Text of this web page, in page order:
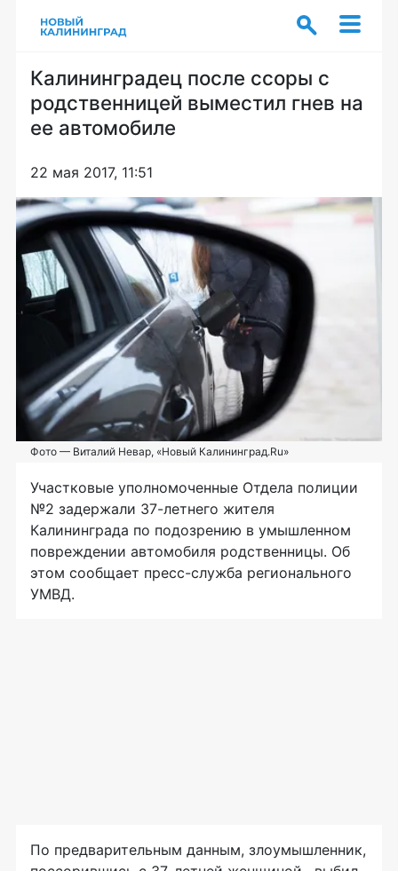
Калининградец после ссоры с
родственницей выместил гнев на
ее автомобиле
22 мая 2017, 11:51
Фото — Виталий Невар, «Новый Калининград.Ru»
Участковые уполномоченные Отдела полиции
№2 задержали 37-летнего жителя
Калининграда по подозрению в умышленном
повреждении автомобиля родственницы. Об
этом сообщает пресс-служба регионального
УМВД.
По предварительным данным, злоумышленник,